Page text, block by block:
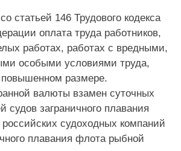
статьей 146 Трудового кодекса
оплата труда работников,
работах, работах с вредными,
особыми условиями труда,
повышенном размере.
валюты взамен суточных
судов заграничного плавания
судоходных компаний
плавания флота рыбной